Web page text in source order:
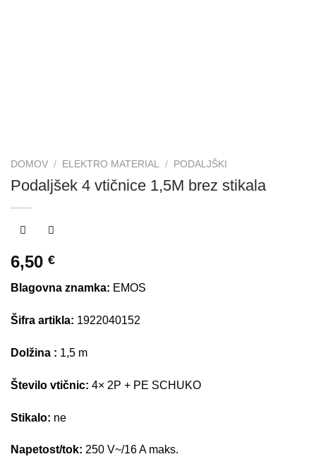
DOMOV / ELEKTRO MATERIAL / PODALJŠKI
Podaljšek 4 vtičnice 1,5M brez stikala
6,50 €
Blagovna znamka: EMOS
Šifra artikla: 1922040152
Dolžina : 1,5 m
Število vtičnic: 4× 2P + PE SCHUKO
Stikalo: ne
Napetost/tok: 250 V~/16 A maks.